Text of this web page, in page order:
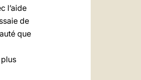
l’aide
de
que